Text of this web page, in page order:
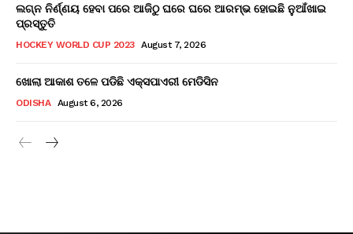
ଲଗ୍ନ ନିର୍ଣ୍ଣୟ ହେବା ପରେ ଆଜିଠୁ ଘରେ ଘରେ ଆରମ୍ଭ ହୋଇଛି ନୁଆଁଖାଇ
ପ୍ରସ୍ତୁତି
HOCKEY WORLD CUP 2023 August 7, 2026
ଖୋଲା ଆକାଶ ତଳେ ପଡିଛି ଏକ୍ସପାଏରୀ ମେଡିସିନ
ODISHA August 6, 2026